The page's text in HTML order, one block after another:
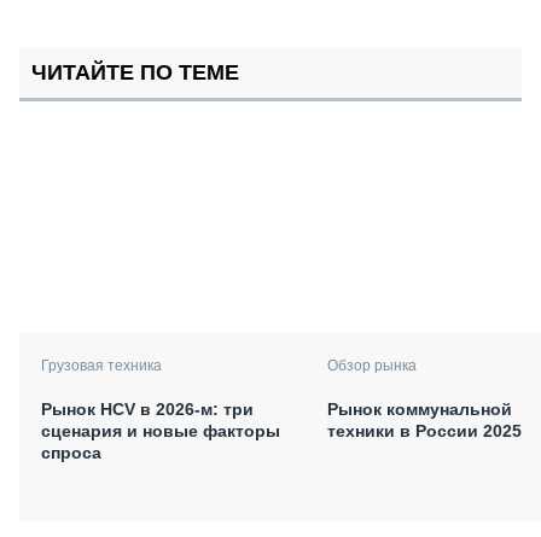
ЧИТАЙТЕ ПО ТЕМЕ
Грузовая техника
Рынок HCV в 2026-м: три
сценария и новые факторы
спроса
Обзор рынка
Рынок коммунальной
техники в России 2025